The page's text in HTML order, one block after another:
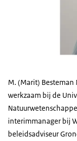
M. (Marit) Besteman
werkzaam bij de
interimmanager bij
beleidsadviseur